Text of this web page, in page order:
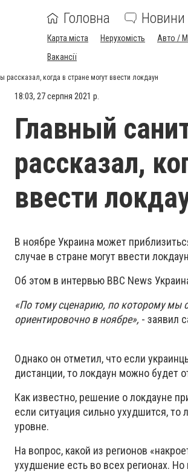
Головна Новини
Карта міста Нерухомість Авто /
Вакансії
рассказал, когда в стране могут ввести локдаун
18:03, 27 серпня 2021 р.
Главный
рассказал,
ввести
В ноябре Украина может
случае в стране могут ввести
Об этом в интервью ВВС News
«По тому сценарию, по которому мы
ориентировочно в ноябре», - заявил
Однако он отметил, что если
дистанции, то локдаун можно будет
Как известно, решение о локдауне
если ситуация сильно ухудшится, то
уровне.
На вопрос, какой из регионов
ухудшение есть во всех регионах.